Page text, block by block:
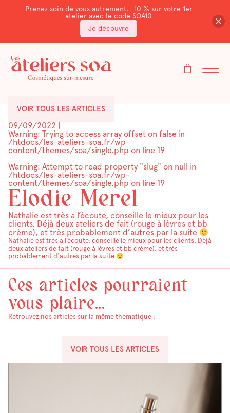
VOIR TOUS LES ARTICLES
09/09/2022 |
Warning: Trying to access array offset on false in
/htdocs/les-ateliers-soa.fr/wp-
content/themes/soa/single.php on line 19
Warning: Attempt to read property "slug" on null in
/htdocs/les-ateliers-soa.fr/wp-
content/themes/soa/single.php on line 19
Elodie Merel
Nathalie est très a l’écoute, conseille le mieux pour les
clients. Déjà deux ateliers de fait (rouge à lèvres et bb
crème), et très probablement d’autres par la suite
Nathalie est très a l’écoute, conseille le mieux pour les clients. Déjà
deux ateliers de fait (rouge à lèvres et bb crème), et très
probablement d’autres par la suite
Ces articles pourraient
vous plaire...
Retrouvez nos articles sur la même thématique :
VOIR TOUS LES ARTICLES
Prenez soin de vous autrement. -10 % sur votre 1er
atelier avec le code SOA10
Je découvre